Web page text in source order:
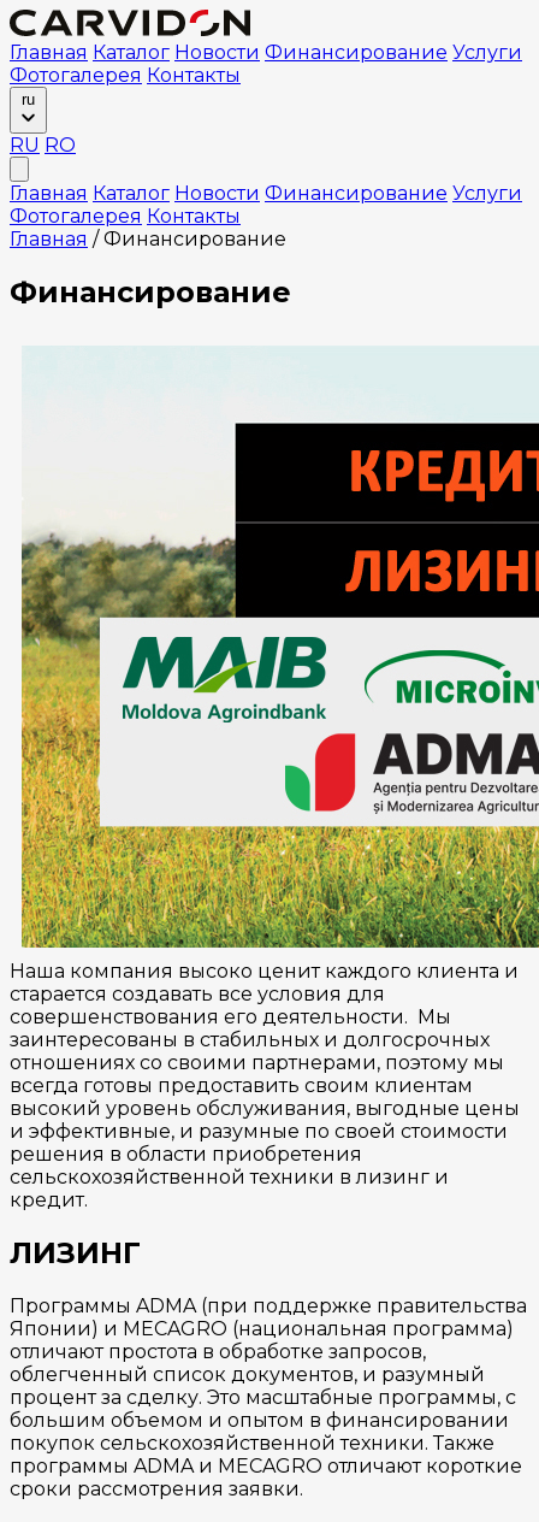
Главная Каталог Новости Финансирование Услуги
Фотогалерея Контакты
ru
RU RO
Главная Каталог Новости Финансирование Услуги
Фотогалерея Контакты
Главная / Финансирование
Финансирование
Наша компания высоко ценит каждого клиента и
старается создавать все условия для
совершенствования его деятельности. Мы
заинтересованы в стабильных и долгосрочных
отношениях со своими партнерами, поэтому мы
всегда готовы предоставить своим клиентам
высокий уровень обслуживания, выгодные цены
и эффективные, и разумные по своей стоимости
решения в области приобретения
сельскохозяйственной техники в лизинг и
кредит.
ЛИЗИНГ
Программы ADMA (при поддержке правительства
Японии) и MECAGRO (национальная программа)
отличают простота в обработке запросов,
облегченный список документов, и разумный
процент за сделку. Это масштабные программы, с
большим объемом и опытом в финансировании
покупок сельскохозяйственной техники. Также
программы ADMA и MECAGRO отличают короткие
сроки рассмотрения заявки.